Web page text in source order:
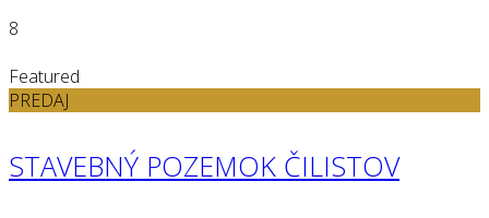
8
Featured
PREDAJ
STAVEBNÝ POZEMOK ČILISTOV